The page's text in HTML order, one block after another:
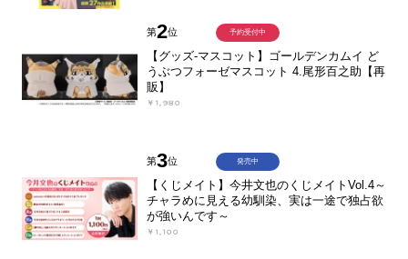
第2位
【グッズ-マスコット】ゴールデンカムイ ど
うぶつフォーゼマスコット 4.尾形百之助【再
販】
￥1,980
予約受付中
第3位
【くじメイト】今井文也のくじメイトVol.4～
チャラめに見える幼馴染、実は一途で独占欲
が強いんです～
￥1,100
発売中